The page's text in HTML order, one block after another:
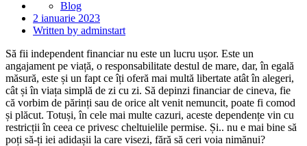
Blog
2 ianuarie 2023
Written by adminstart
Să fii independent financiar nu este un lucru ușor. Este un
angajament pe viață, o responsabilitate destul de mare, dar, în egală
măsură, este și un fapt ce îți oferă mai multă libertate atât în alegeri,
cât și în viața simplă de zi cu zi. Să depinzi financiar de cineva, fie
că vorbim de părinți sau de orice alt venit nemuncit, poate fi comod
și plăcut. Totuși, în cele mai multe cazuri, aceste dependențe vin cu
restricții în ceea ce privesc cheltuielile permise. Și.. nu e mai bine să
poți să-ți iei adidașii la care visezi, fără să ceri voia nimănui?